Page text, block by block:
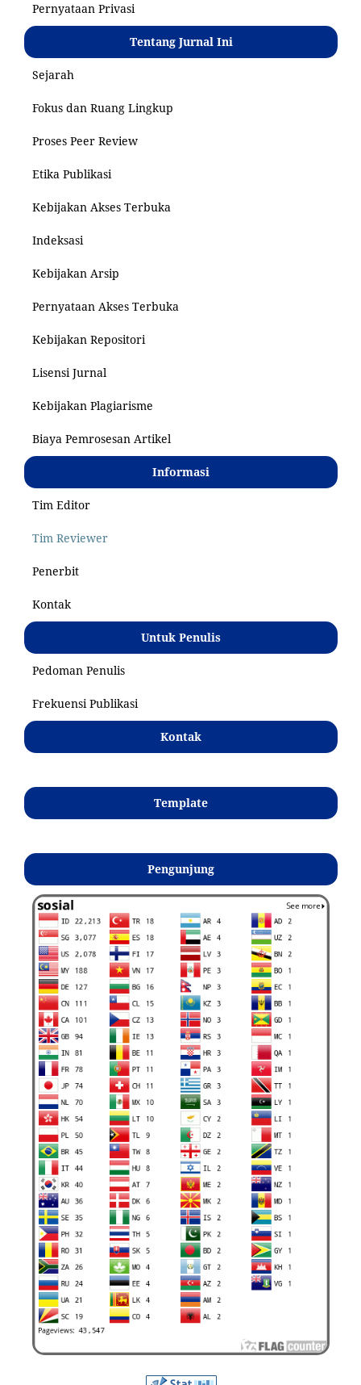
Pernyataan Privasi
Tentang Jurnal Ini
Sejarah
Fokus dan Ruang Lingkup
Proses Peer Review
Etika Publikasi
Kebijakan Akses Terbuka
Indeksasi
Kebijakan Arsip
Pernyataan Akses Terbuka
Kebijakan Repositori
Lisensi Jurnal
Kebijakan Plagiarisme
Biaya Pemrosesan Artikel
Informasi
Tim Editor
Tim Reviewer
Penerbit
Kontak
Untuk Penulis
Pedoman Penulis
Frekuensi Publikasi
Kontak
Template
Pengunjung